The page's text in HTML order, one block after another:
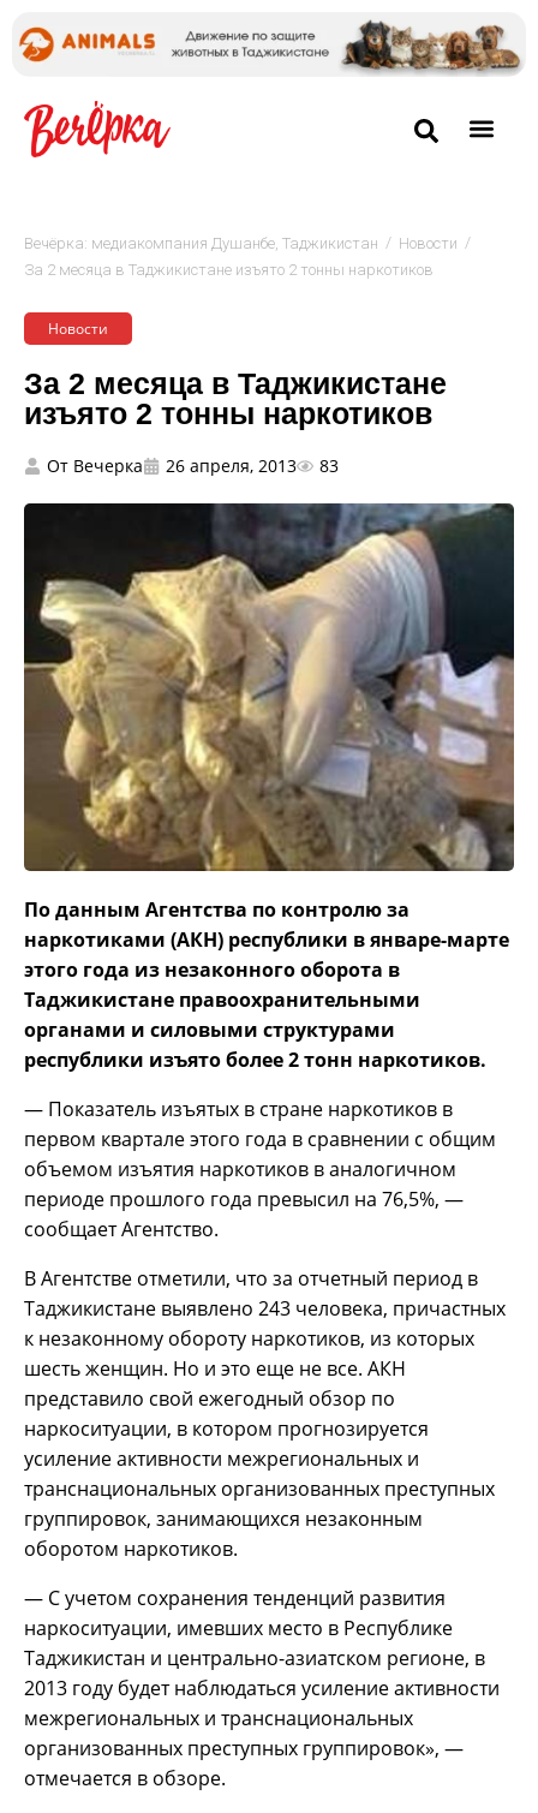
Вечёрка: медиакомпания Душанбе, Таджикистан / Новости /
За 2 месяца в Таджикистане изъято 2 тонны наркотиков
Новости
За 2 месяца в Таджикистане
изъято 2 тонны наркотиков
От Вечерка 26 апреля, 2013 83
По данным Агентства по контролю за
наркотиками (АКН) республики в январе-марте
этого года из незаконного оборота в
Таджикистане правоохранительными
органами и силовыми структурами
республики изъято более 2 тонн наркотиков.
— Показатель изъятых в стране наркотиков в
первом квартале этого года в сравнении с общим
объемом изъятия наркотиков в аналогичном
периоде прошлого года превысил на 76,5%, —
сообщает Агентство.
В Агентстве отметили, что за отчетный период в
Таджикистане выявлено 243 человека, причастных
к незаконному обороту наркотиков, из которых
шесть женщин. Но и это еще не все. АКН
представило свой ежегодный обзор по
наркоситуации, в котором прогнозируется
усиление активности межрегиональных и
транснациональных организованных преступных
группировок, занимающихся незаконным
оборотом наркотиков.
— С учетом сохранения тенденций развития
наркоситуации, имевших место в Республике
Таджикистан и центрально-азиатском регионе, в
2013 году будет наблюдаться усиление активности
межрегиональных и транснациональных
организованных преступных группировок», —
отмечается в обзоре.